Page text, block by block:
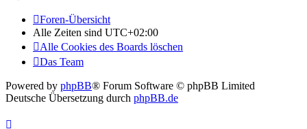
Foren-Übersicht
Alle Zeiten sind UTC+02:00
Alle Cookies des Boards löschen
Das Team
Powered by phpBB® Forum Software © phpBB Limited
Deutsche Übersetzung durch phpBB.de